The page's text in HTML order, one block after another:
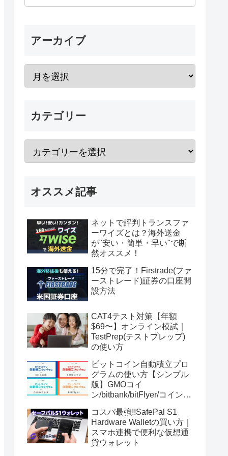
アーカイブ
カテゴリー
オススメ記事
ネットで評判トランスファ
ーワイズとは？海外送金
が"安い・簡単・早い"で断
然オススメ！
15分で完了！Firstrade(ファ
ーストレード)証券の口座開
設方法
CAT4テスト対策【年額
$69〜】オンライン模試｜
TestPrep(テストプレップ)
の使い方
ビットコイン自動積立プロ
グラムの使い方【シンプル
版】GMOコイ
ン/bitbank/bitFlyer/コインチ
コスパ最強!!SafePal S1
Hardware Walletの買い方｜
スマホ連携で便利な仮想通
貨ウォレット